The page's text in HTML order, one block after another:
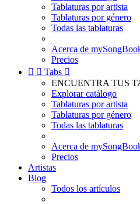
Tablaturas por artista
Tablaturas por género
Todas las tablaturas
Acerca de
Precios
  Tabs 
ENCUENTRA TUS
Explorar catálogo
Tablaturas por artista
Tablaturas por género
Todas las tablaturas
Acerca de
Precios
Artistas
Blog
Todos los artículos